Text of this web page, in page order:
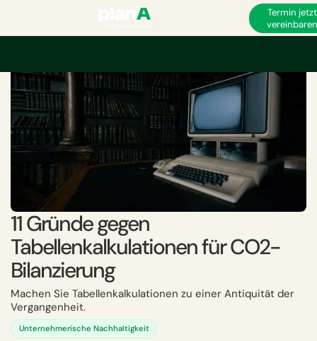
Termin jetzt
11 Gründe gegen
Tabellenkalkulationen für CO2-
Bilanzierung
Machen Sie Tabellenkalkulationen zu einer Antiquität der
Vergangenheit.
Unternehmerische Nachhaltigkeit